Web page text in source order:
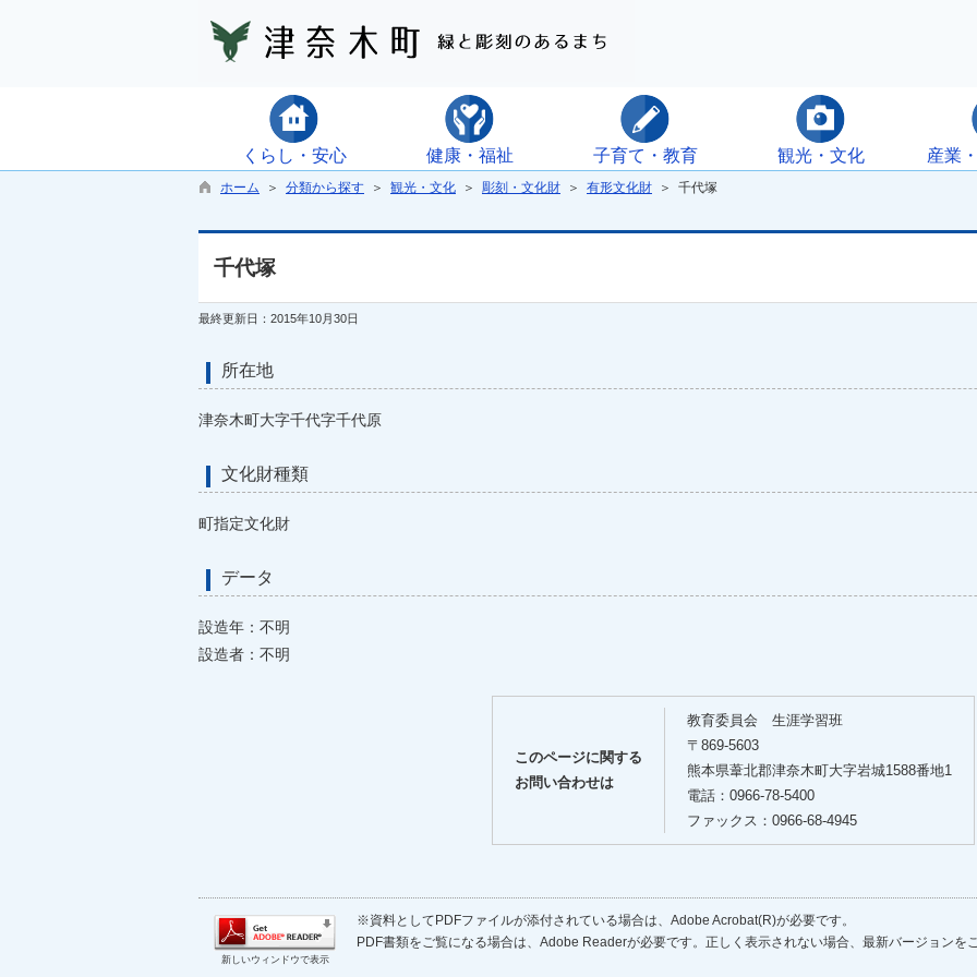
くらし・安心 健康・福祉 子育て・教育 観光・文化 産業
ホーム ＞ 分類から探す ＞ 観光・文化 ＞ 彫刻・文化財 ＞ 有形文化財 ＞ 千代塚
千代塚
最終更新日：2015年10月30日
所在地
津奈木町大字千代字千代原
文化財種類
町指定文化財
データ
設造年：不明
設造者：不明
このページに関する
お問い合わせは
教育委員会 生涯学習班
〒869-5603
熊本県葦北郡津奈木町大字岩城1588番地1
電話：0966-78-5400
ファックス：0966-68-4945
新しいウィンドウで表示
※資料としてPDFファイルが添付されている場合は、Adobe Acrobat(R)が必要です。
PDF書類をご覧になる場合は、Adobe Readerが必要です。正しく表示されない場合、最新バージョンを